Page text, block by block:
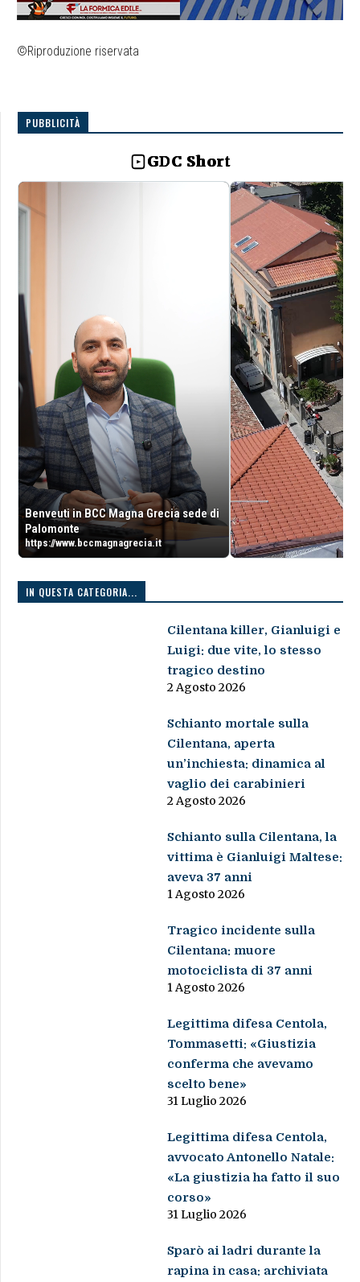
©Riproduzione riservata
PUBBLICITÀ
GDC Short
Benveuti in BCC Magna Grecia sede di
Palomonte
https://www.bccmagnagrecia.it
IN QUESTA CATEGORIA...
Cilentana killer, Gianluigi e
Luigi: due vite, lo stesso
tragico destino
2 Agosto 2026
Schianto mortale sulla
Cilentana, aperta
un’inchiesta: dinamica al
vaglio dei carabinieri
2 Agosto 2026
Schianto sulla Cilentana, la
vittima è Gianluigi Maltese:
aveva 37 anni
1 Agosto 2026
Tragico incidente sulla
Cilentana: muore
motociclista di 37 anni
1 Agosto 2026
Legittima difesa Centola,
Tommasetti: «Giustizia
conferma che avevamo
scelto bene»
31 Luglio 2026
Legittima difesa Centola,
avvocato Antonello Natale:
«La giustizia ha fatto il suo
corso»
31 Luglio 2026
Sparò ai ladri durante la
rapina in casa: archiviata